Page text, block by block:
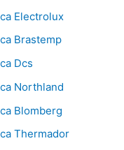
Electrolux
Brastemp
Dcs
Northland
Blomberg
Thermador